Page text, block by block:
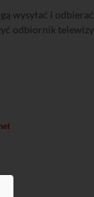
wysyłać i
odbiornik